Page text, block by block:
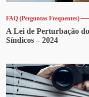
FAQ (Perguntas Frequentes)
A Lei de Perturbação
Síndicos – 2024